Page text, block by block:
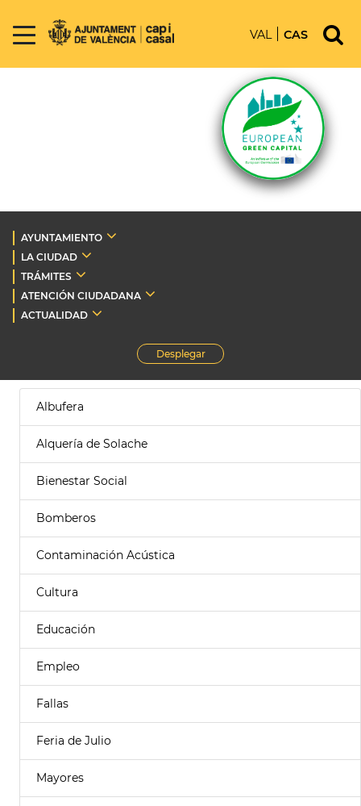
VAL CAS
AYUNTAMIENTO
LA CIUDAD
TRÁMITES
ATENCIÓN CIUDADANA
ACTUALIDAD
Desplegar
Albufera
Alquería de Solache
Bienestar Social
Bomberos
Contaminación Acústica
Cultura
Educación
Empleo
Fallas
Feria de Julio
Mayores